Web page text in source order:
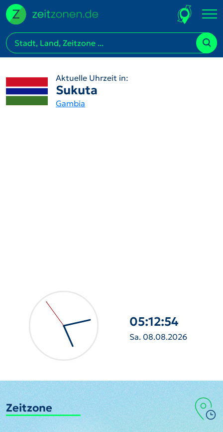
Aktuelle Uhrzeit in:
Sukuta
Gambia
05:12:55
Sa. 08.08.2026
Zeitzone